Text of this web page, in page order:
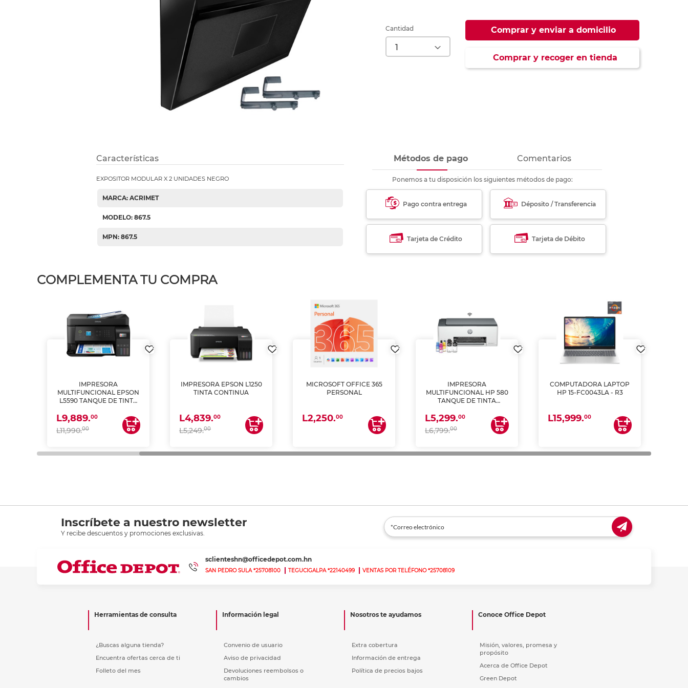
Ver más
Etiquetas inkjet y láser
Refuerzos para carpeta
Ver más
Ver más
Cantidad Comprar y enviar a domicilio
Comprar y recoger en tienda
Características
EXPOSITOR MODULAR X 2 UNIDADES NEGRO
MARCA: ACRIMET
MODELO: 867.5
MPN: 867.5
Métodos de pago Comentarios
Ponemos a tu disposición los siguientes métodos de pago:
Pago contra entrega Déposito / Transferencia
Tarjeta de Crédito Tarjeta de Débito
COMPLEMENTA TU COMPRA
IMPRESORA
MULTIFUNCIONAL EPSON
L5590 TANQUE DE TINTA
ESCANEA)
L9,889.00
L11,990.00
IMPRESORA EPSON L1250
TINTA CONTINUA
L4,839.00
L5,249.00
MICROSOFT OFFICE 365
PERSONAL
L2,250.00
IMPRESORA
MULTIFUNCIONAL HP 580
TANQUE DE TINTA
ESCANEA)
L5,299.00
L6,799.00
COMPUTADORA LAPTOP
HP 15-FC0043LA - R3
L15,999.00
Inscríbete a nuestro newsletter
Y recibe descuentos y promociones exclusivas.
sclienteshn@officedepot.com.hn
SAN PEDRO SULA *25708100 TEGUCIGALPA *22140499 VENTAS POR TELÉFONO *25708109
Herramientas de consulta
¿Buscas alguna tienda?
Encuentra ofertas cerca de ti
Folleto del mes
Información legal
Convenio de usuario
Aviso de privacidad
Devoluciones reembolsos o
cambios
Nosotros te ayudamos
Extra cobertura
Información de entrega
Política de precios bajos
Conoce Office Depot
Misión, valores, promesa y
propósito
Acerca de Office Depot
Green Depot